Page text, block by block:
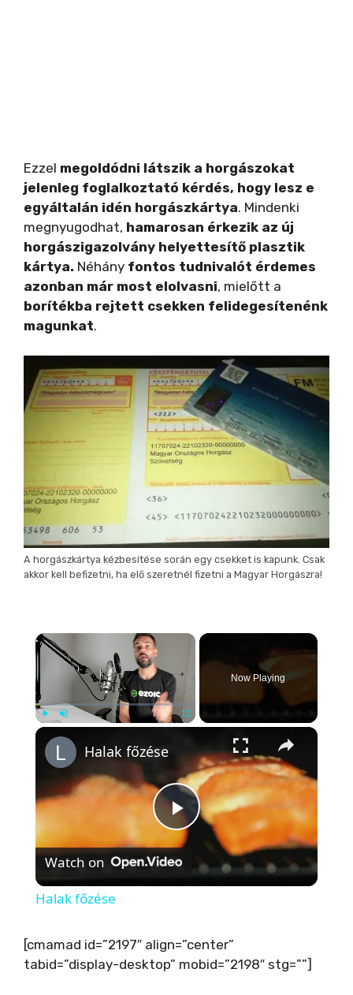
Ezzel megoldódni látszik a horgászokat
jelenleg foglalkoztató kérdés, hogy lesz e
egyáltalán idén horgászkártya. Mindenki
megnyugodhat, hamarosan érkezik az új
horgászigazolvány helyettesítő plasztik
kártya. Néhány fontos tudnivalót érdemes
azonban már most elolvasni, mielőtt a
borítékba rejtett csekken felidegesítenénk
magunkat.
A horgászkártya kézbesítése során egy csekket is kapunk. Csak
akkor kell befizetni, ha elő szeretnél fizetni a Magyar Horgászra!
×
Now Playing
×
P
l
y
Halak főzése
Watch on
Halak főzése
[cmamad id=”2197″ align=”center”
tabid=”display-desktop” mobid=”2198″ stg=””]